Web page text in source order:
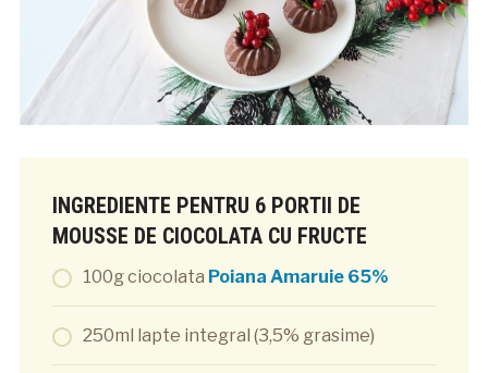
INGREDIENTE PENTRU 6 PORTII DE
MOUSSE DE CIOCOLATA CU FRUCTE
100g ciocolata Poiana Amaruie 65%
250ml lapte integral (3,5% grasime)